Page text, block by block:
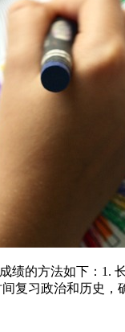
绩的方法如下：
复习政治和历史